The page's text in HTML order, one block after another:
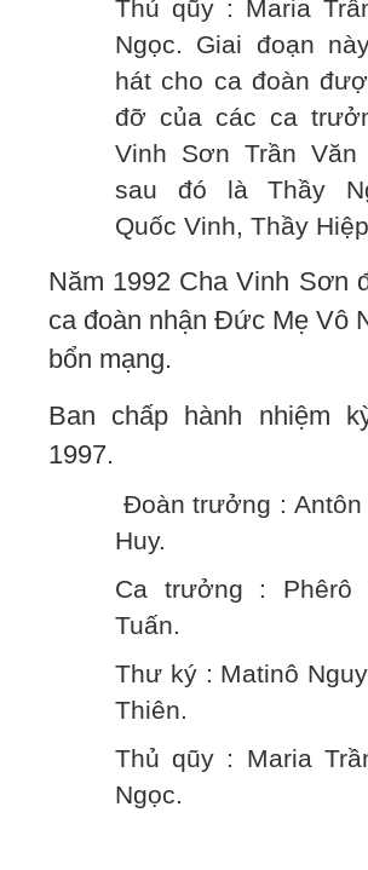
Thủ qũy : Maria
Ngọc. Giai đoạn
hát cho ca đoàn
đỡ của các ca
Vinh Sơn Trần Văn
sau đó là Thầy
Quốc Vinh, Thầy
Năm 1992 Cha Vinh Sơn
ca đoàn nhận Đức Mẹ Vô
bổn mạng.
Ban chấp hành nhiệm
1997.
Đoàn trưởng : Antôn
Huy.
Ca trưởng : Phêrô
Tuấn.
Thư ký : Matinô
Thiên.
Thủ qũy : Maria
Ngọc.